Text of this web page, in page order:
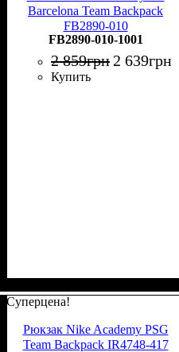
Barcelona Team Backpack
FB2890-010
FB2890-010-1001
2 859грн 2 639грн
Купить
Суперцена!
Рюкзак Nike Academy PSG
Team Backpack IR4748-417